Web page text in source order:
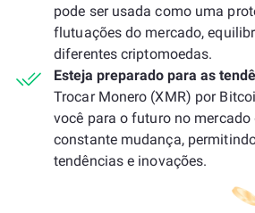
pode ser usada como uma
flutuações do mercado,
diferentes criptomoedas.
Esteja preparado para as
Trocar Monero (XMR) por
você para o futuro no
constante mudança,
tendências e inovações.